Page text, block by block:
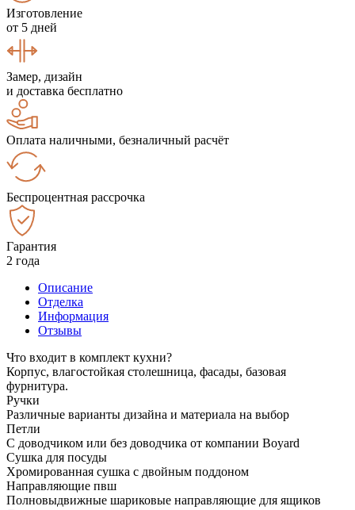
Изготовление
от 5 дней
Замер, дизайн
и доставка бесплатно
Оплата наличными, безналичный расчёт
Беспроцентная рассрочка
Гарантия
2 года
Описание
Отделка
Информация
Отзывы
Что входит в комплект кухни?
Корпус, влагостойкая столешница, фасады, базовая
фурнитура.
Ручки
Различные варианты дизайна и материала на выбор
Петли
С доводчиком или без доводчика от компании Boyard
Сушка для посуды
Хромированная сушка с двойным поддоном
Направляющие пвш
Полновыдвижные шариковые направляющие для ящиков